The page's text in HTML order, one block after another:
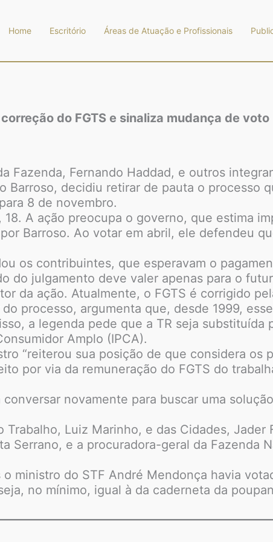
Home Escritório Áreas de Atuação e Profissionais
do FGTS e sinaliza mudança de voto
Fazenda, Fernando Haddad, e outros
Barroso, decidiu retirar de pauta o processo
8 de novembro.
A ação preocupa o governo, que estima
Barroso. Ao votar em abril, ele defendeu
os contribuintes, que esperavam o
do julgamento deve valer apenas para o
da ação. Atualmente, o FGTS é corrigido
processo, argumenta que, desde 1999,
a legenda pede que a TR seja substituída
Amplo (IPCA).
“reiterou sua posição de que considera os
por via da remuneração do FGTS do
novamente para buscar uma
Luiz Marinho, e das Cidades, Jader
Serrano, e a procuradora-geral da Fazenda
ministro do STF André Mendonça havia
no mínimo, igual à da caderneta da